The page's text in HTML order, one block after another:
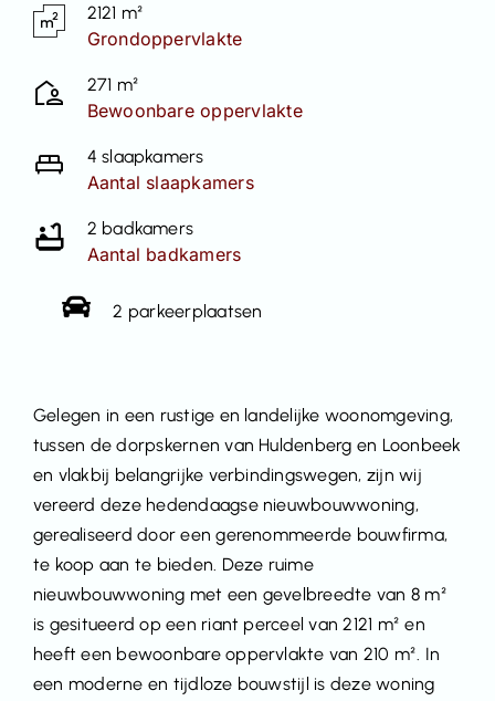
2121 m²
Grondoppervlakte
271 m²
Bewoonbare oppervlakte
4 slaapkamers
Aantal slaapkamers
2 badkamers
Aantal badkamers
2 parkeerplaatsen
Gelegen in een rustige en landelijke woonomgeving,
tussen de dorpskernen van Huldenberg en Loonbeek
en vlakbij belangrijke verbindingswegen, zijn wij
vereerd deze hedendaagse nieuwbouwwoning,
gerealiseerd door een gerenommeerde bouwfirma,
te koop aan te bieden. Deze ruime
nieuwbouwwoning met een gevelbreedte van 8 m²
is gesitueerd op een riant perceel van 2121 m² en
heeft een bewoonbare oppervlakte van 210 m². In
een moderne en tijdloze bouwstijl is deze woning